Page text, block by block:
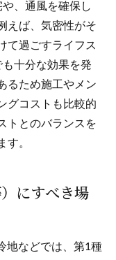
、通風を確保し
えば、気密性がそ
て過ごすライフス
十分な効果を発
るため施工やメン
グコストも比較的
トとのバランスを
す。
にすべき場
地などでは、第1種